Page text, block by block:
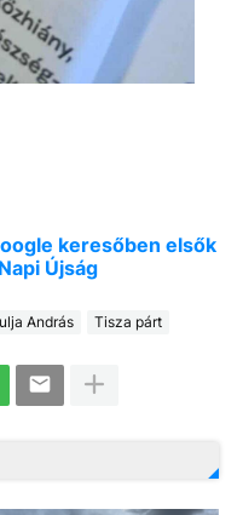
keresőben elsők
Újság
András Tisza párt